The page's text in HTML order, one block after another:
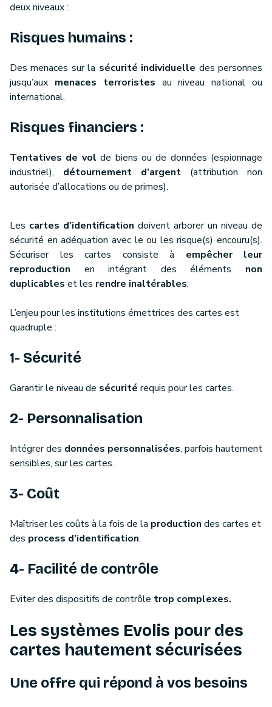
deux niveaux :
Risques humains :
Des menaces sur la sécurité individuelle des personnes
jusqu’aux menaces terroristes au niveau national ou
international.
Risques financiers :
Tentatives de vol de biens ou de données (espionnage
industriel), détournement d’argent (attribution non
autorisée d’allocations ou de primes).
Les cartes d’identification doivent arborer un niveau de
sécurité en adéquation avec le ou les risque(s) encouru(s).
Sécuriser les cartes consiste à empêcher leur
reproduction en intégrant des éléments non
duplicables et les rendre inaltérables.
L’enjeu pour les institutions émettrices des cartes est
quadruple :
1- Sécurité
Garantir le niveau de sécurité requis pour les cartes.
2- Personnalisation
Intégrer des données personnalisées, parfois hautement
sensibles, sur les cartes.
3- Coût
Maîtriser les coûts à la fois de la production des cartes et
des process d’identification.
4- Facilité de contrôle
Eviter des dispositifs de contrôle trop complexes.
Les systèmes Evolis pour des
cartes hautement sécurisées
Une offre qui répond à vos besoins